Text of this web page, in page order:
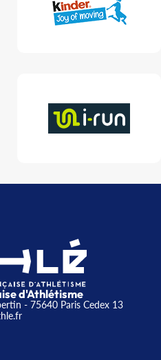
d'Athlétisme
- 75640 Paris Cedex 13